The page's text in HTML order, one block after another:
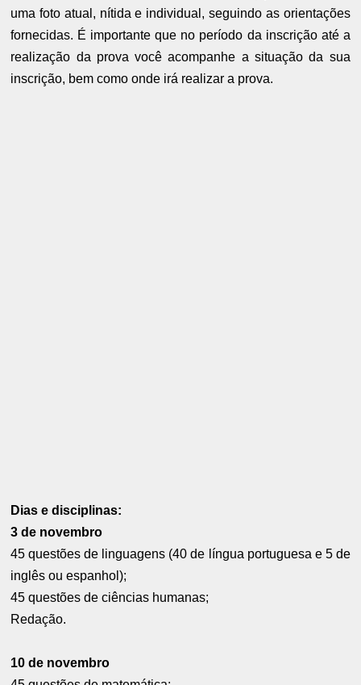
uma foto atual, nítida e individual, seguindo as orientações
fornecidas. É importante que no período da inscrição até a
realização da prova você acompanhe a situação da sua
inscrição, bem como onde irá realizar a prova.
Dias e disciplinas:
3 de novembro
45 questões de linguagens (40 de língua portuguesa e 5 de
inglês ou espanhol);
45 questões de ciências humanas;
Redação.
10 de novembro